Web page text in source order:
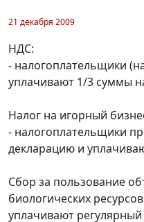
21 декабря 2009
НДС:
- налогоплательщики
уплачивают 1/3 суммы
Налог на игорный
- налогоплательщики
декларацию и
Сбор за пользование
биологических
уплачивают регулярный